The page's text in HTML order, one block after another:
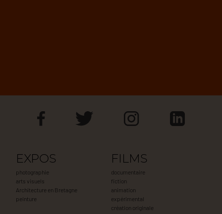
EXPOS
photographie
arts visuels
Architecture en Bretagne
peinture
FILMS
documentaire
fiction
animation
expérimental
création originale